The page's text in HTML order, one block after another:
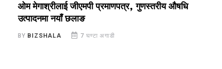
ओम मेगाश्रीलाई जीएमपी प्रमाणपत्र, गुणस्तरीय औषधि
उत्पादनमा नयाँ छलाङ
BY BIZSHALA 7 घण्टा अगाडी